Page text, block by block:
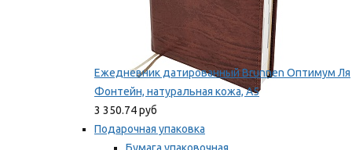
Ежедневник датированный Brunnen Оптимум Ля
Фонтейн, натуральная кожа, А5
3 350.74 руб
Подарочная упаковка